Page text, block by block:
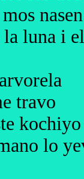
nasen
luna i
travo
kochiyo
lo